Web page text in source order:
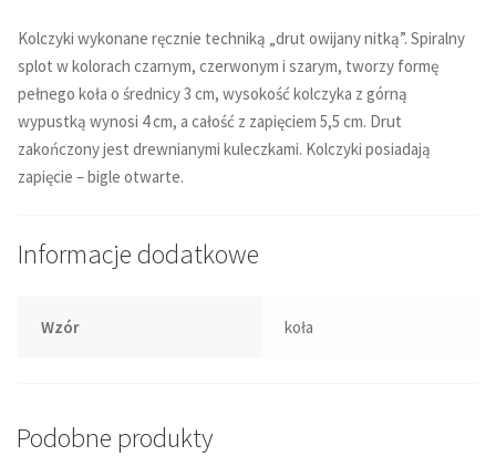
Kolczyki wykonane ręcznie techniką „drut owijany nitką”. Spiralny
splot w kolorach czarnym, czerwonym i szarym, tworzy formę
pełnego koła o średnicy 3 cm, wysokość kolczyka z górną
wypustką wynosi 4 cm, a całość z zapięciem 5,5 cm. Drut
zakończony jest drewnianymi kuleczkami. Kolczyki posiadają
zapięcie – bigle otwarte.
Informacje dodatkowe
Wzór koła
Podobne produkty